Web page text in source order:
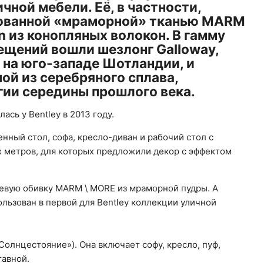
мебели. Её, в частности,
«мраморной» тканью MARM
из конопляных волокон. В гамму
вошли шезлонг Galloway,
на юго-западе Шотландии, и
из серебряного сплава,
середины прошлого века.
у Bentley в 2013 году.
стол, софа, кресло-диван и рабочий стол с
для которых предложили декор с эффектом
обивку MARM \ MORE из мраморной пудры. А
в первой для Bentley коллекции уличной
Она включает софу, кресло, пуф,